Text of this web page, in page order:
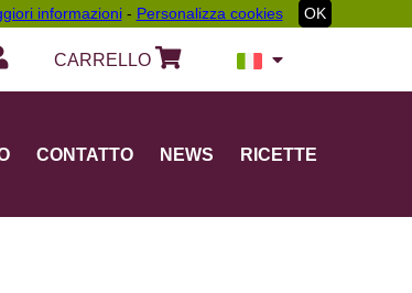
informazioni- Personalizza cookies OK
CARRELLO
CONTATTO NEWS RICETTE